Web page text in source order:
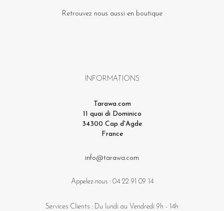
Retrouvez nous aussi en boutique
INFORMATIONS
Tarawa.com
11 quai di Dominico
34300 Cap d'Agde
France
info@tarawa.com
Appelez-nous : 04 22 91 09 14
Services Clients : Du lundi au Vendredi 9h - 14h